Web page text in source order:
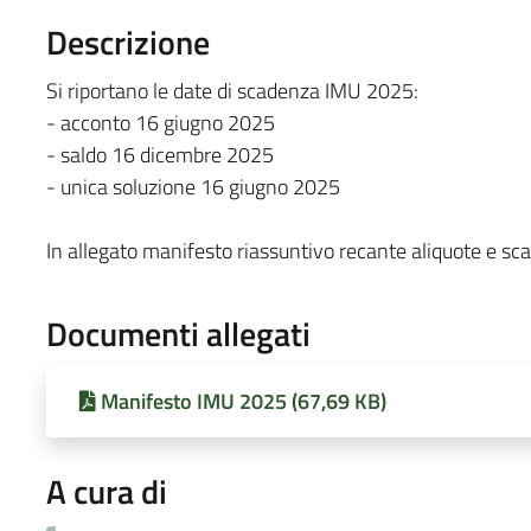
Descrizione
Si riportano le date di scadenza IMU 2025:
- acconto 16 giugno 2025
- saldo 16 dicembre 2025
- unica soluzione 16 giugno 2025
In allegato manifesto riassuntivo recante aliquote e
Documenti allegati
Manifesto IMU 2025 (67,69 KB)
A cura di